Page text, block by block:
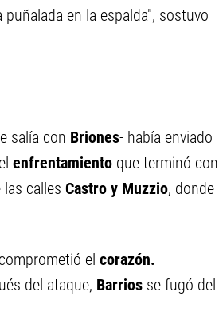
en la espalda", sostuvo
salía con Briones- había enviado
enfrentamiento que terminó con
calles Castro y Muzzio, donde
el corazón.
del ataque, Barrios se fugó del